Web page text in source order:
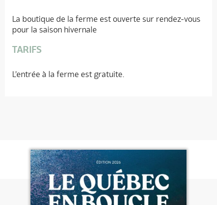
La boutique de la ferme est ouverte sur rendez-vous
pour la saison hivernale
TARIFS
L’entrée à la ferme est gratuite.